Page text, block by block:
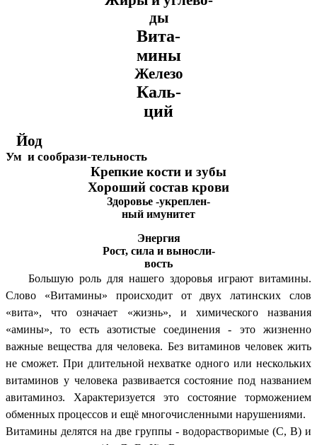
ды
Вита-
мины
Железо
Каль-
ций
Йод
Ум и сообрази-тельность
Крепкие кости и зубы
Хороший состав крови
Здоровье -укреплен-
ный имунитет
Энергия
Рост, сила и выносли-
вость
Большую роль для нашего здоровья играют витамины.
Слово «Витамины» происходит от двух латинских слов
«вита», что означает «жизнь», и химического названия
«амины», то есть азотистые соединения - это жизненно
важные вещества для человека. Без витаминов человек жить
не сможет. При длительной нехватке одного или нескольких
витаминов у человека развивается состояние под названием
авитаминоз. Характеризуется это состояние торможением
обменных процессов и ещё многочисленными нарушениями.
Витамины делятся на две группы - водорастворимые (С, В) и